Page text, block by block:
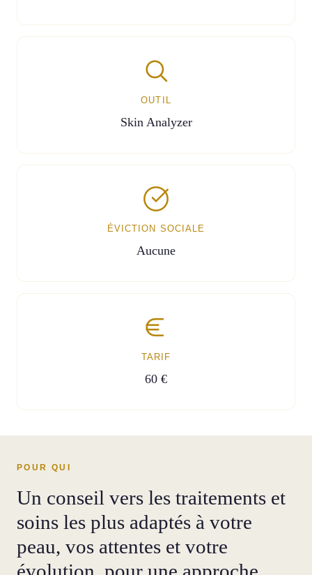
OUTIL
Skin Analyzer
ÉVICTION SOCIALE
Aucune
TARIF
60 €
POUR QUI
Un conseil vers les traitements et
soins les plus adaptés à votre
peau, vos attentes et votre